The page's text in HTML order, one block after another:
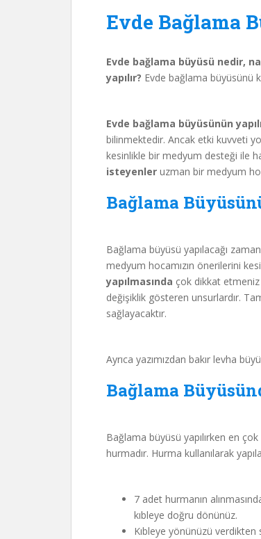
Evde Bağlama
Evde bağlama büyüsü nedir,
yapılır? Evde bağlama büyüsünü
Evde bağlama büyüsünün
bilinmektedir. Ancak etki kuvveti
kesinlikle bir medyum desteği ile
isteyenler uzman bir medyum
Bağlama
Bağlama büyüsü yapılacağı
medyum hocamızın önerilerini
yapılmasında çok dikkat
değişiklik gösteren unsurlardır.
sağlayacaktır.
Ayrıca yazımızdan bakır levha
Bağlama
Bağlama büyüsü yapılırken en
hurmadır. Hurma kullanılarak
7 adet hurmanın
kıbleye doğru dönünüz.
Kıbleye yönünüzü verdikten